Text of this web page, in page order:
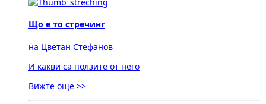
Що е то стречинг
на Цветан Стефанов
И какви са ползите от него
Вижте още >>